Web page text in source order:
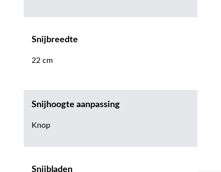
Snijbreedte
22 cm
Snijhoogte aanpassing
Knop
Snijbladen